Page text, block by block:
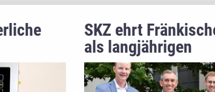
SKZ ehrt
als langjährigen
Geschäftspartner